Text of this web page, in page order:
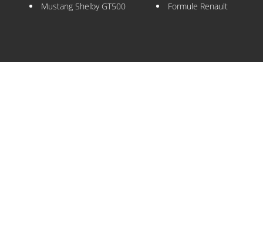
Mustang Shelby GT500
Formule Renault